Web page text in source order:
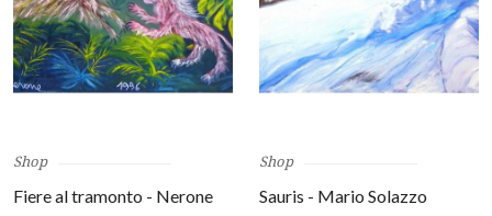
Shop
Fiere al tramonto - Nerone
Shop
Sauris - Mario Solazzo